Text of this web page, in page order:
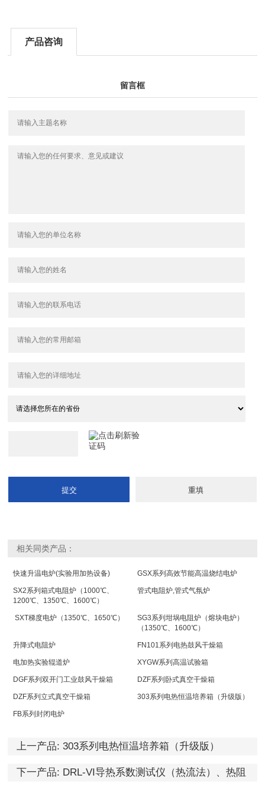
产品咨询
留言框
相关同类产品：
快速升温电炉(实验用加热设备) GSX系列高效节能高温烧结电炉
SX2系列箱式电阻炉（1000℃、
1200℃、1350℃、1600℃）
管式电阻炉,管式气氛炉
SXT梯度电炉（1350℃、1650℃）
SG3系列坩埚电阻炉（熔块电炉）
（1350℃、1600℃）
升降式电阻炉 FN101系列电热鼓风干燥箱
电加热实验辊道炉 XYGW系列高温试验箱
DGF系列双开门工业鼓风干燥箱 DZF系列卧式真空干燥箱
DZF系列立式真空干燥箱 303系列电热恒温培养箱（升级版）
FB系列封闭电炉
上一产品: 303系列电热恒温培养箱（升级版）
下一产品: DRL-VI导热系数测试仪（热流法）、热阻